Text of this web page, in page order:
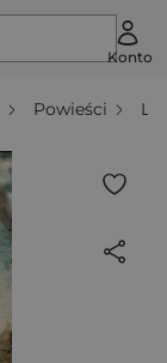
Konto
Powieści